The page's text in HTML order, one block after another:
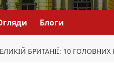
Блоги
БРИТАНІЇ: 10